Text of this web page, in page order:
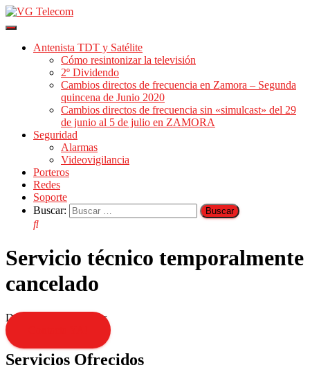
Cambiar
navegación
Antenista TDT y Satélite
Cómo resintonizar la televisión
2º Dividendo
Cambios directos de frecuencia en Zamora – Segunda
quincena de Junio 2020
Cambios directos de frecuencia sin «simulcast» del 29
de junio al 5 de julio en ZAMORA
Seguridad
Alarmas
Videovigilancia
Porteros
Redes
Soporte
Buscar:
Servicio técnico temporalmente
cancelado
Disculpen las molestias
Servicios Ofrecidos